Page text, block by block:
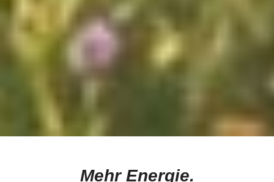
Mehr Energie.